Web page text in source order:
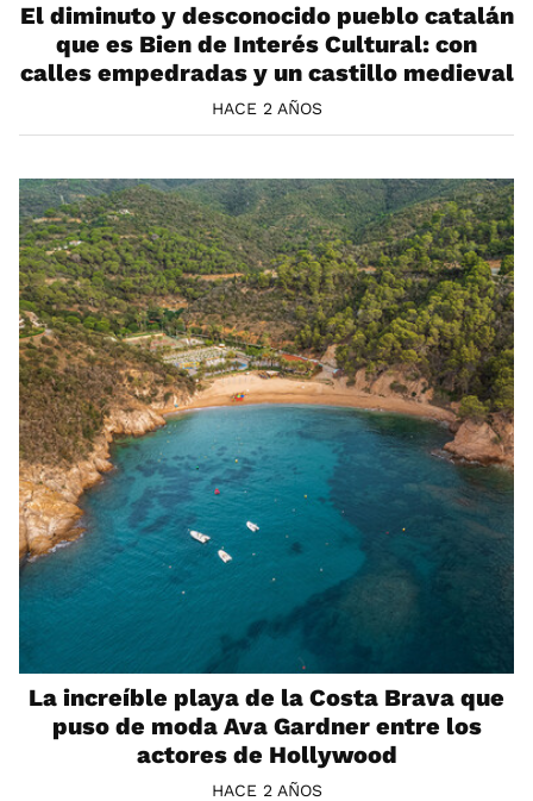
El diminuto y desconocido pueblo catalán
que es Bien de Interés Cultural: con
calles empedradas y un castillo medieval
HACE 2 AÑOS
La increíble playa de la Costa Brava que
puso de moda Ava Gardner entre los
actores de Hollywood
HACE 2 AÑOS